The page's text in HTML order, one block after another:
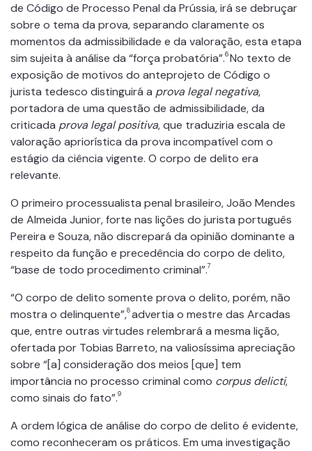
de Código de Processo Penal da Prússia, irá se debruçar
sobre o tema da prova, separando claramente os
momentos da admissibilidade e da valoração, esta etapa
sim sujeita à análise da “força probatória”.6No texto de
exposição de motivos do anteprojeto de Código o
jurista tedesco distinguirá a prova legal negativa,
portadora de uma questão de admissibilidade, da
criticada prova legal positiva, que traduziria escala de
valoração apriorística da prova incompatível com o
estágio da ciência vigente. O corpo de delito era
relevante.
O primeiro processualista penal brasileiro, João Mendes
de Almeida Junior, forte nas lições do jurista português
Pereira e Souza, não discrepará da opinião dominante a
respeito da função e precedência do corpo de delito,
“base de todo procedimento criminal”.7
“O corpo de delito somente prova o delito, porém, não
mostra o delinquente”,8advertia o mestre das Arcadas
que, entre outras virtudes relembrará a mesma lição,
ofertada por Tobias Barreto, na valiosíssima apreciação
sobre “[a] consideração dos meios [que] tem
importância no processo criminal como corpus delicti,
como sinais do fato”.9
A ordem lógica de análise do corpo de delito é evidente,
como reconheceram os práticos. Em uma investigação